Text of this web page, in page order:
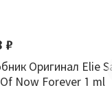
₽
Оригинал Elie
Now Forever 1 ml